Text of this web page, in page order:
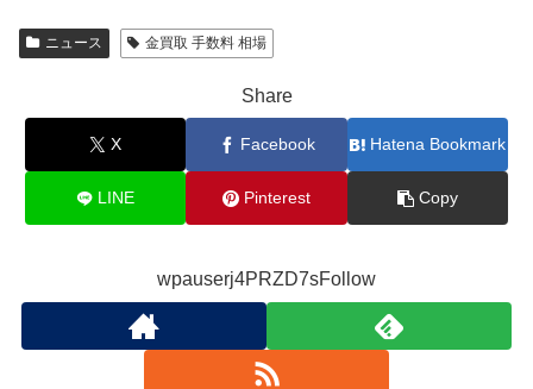
ニュース 金買取 手数料 相場
Share
X Facebook Hatena Bookmark
LINE Pinterest Copy
wpauserj4PRZD7sFollow